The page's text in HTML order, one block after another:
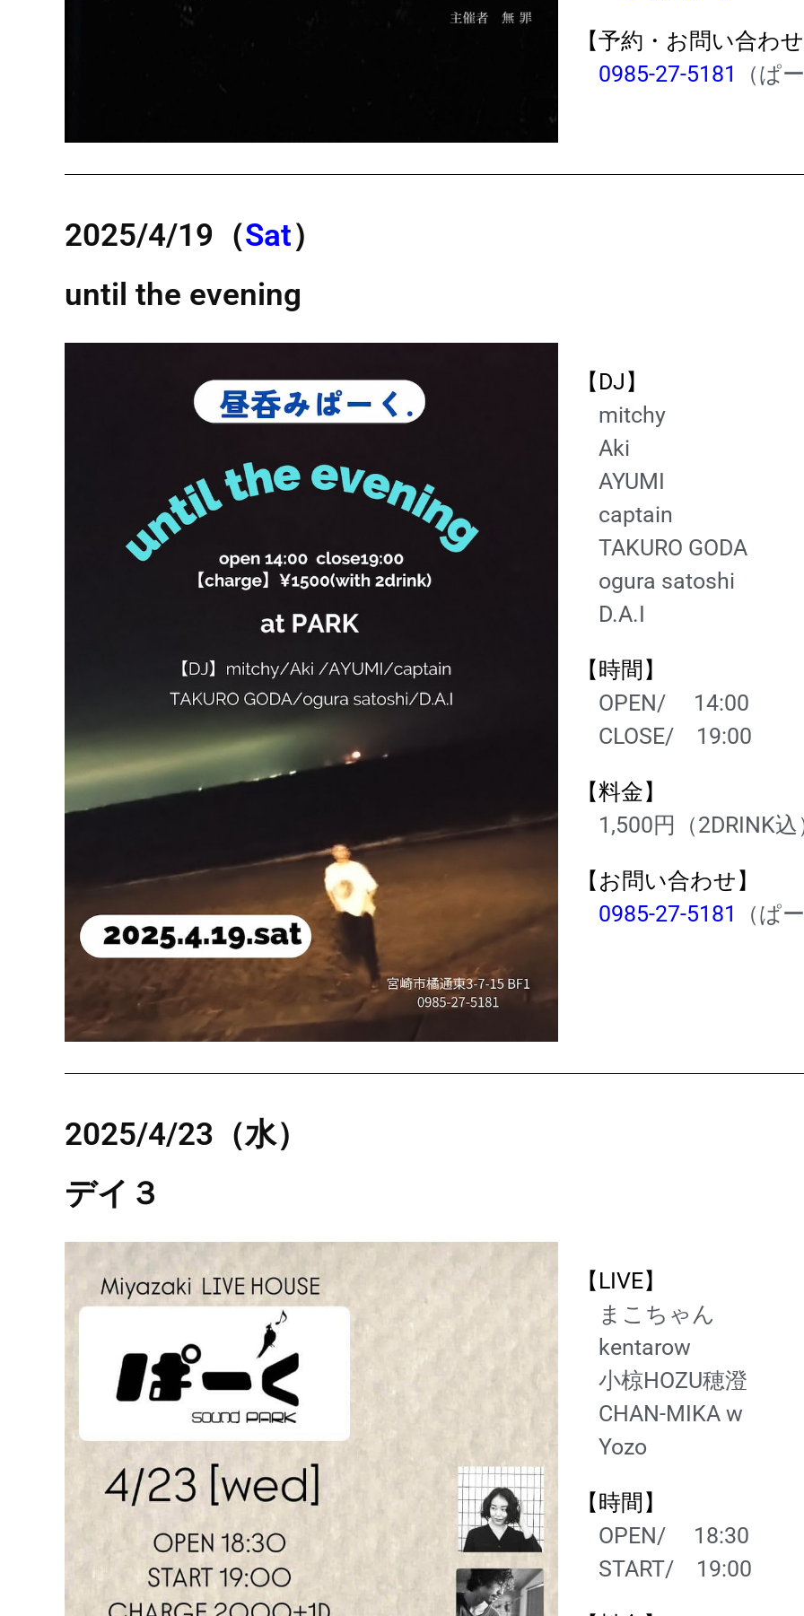
【予約・お問い合わせ
0985-27-5181
（ぱ
2025/4/19 （Sat）
until the evening
【DJ】
mitchy
Aki
AYUMI
captain
TAKURO GODA
ogura satoshi
D.A.I
【時間】
OPEN/ 14:00
CLOSE/ 19:00
【料金】
1,500円
（2DRINK込
【お問い合わせ】
0985-27-5181
（ぱ
2025/4/23（水）
デイ３
【LIVE】
まこちゃん
kentarow
小椋HOZU穂澄
CHAN-MIKA w
Yozo
【時間】
OPEN/ 18:30
START/ 19:00